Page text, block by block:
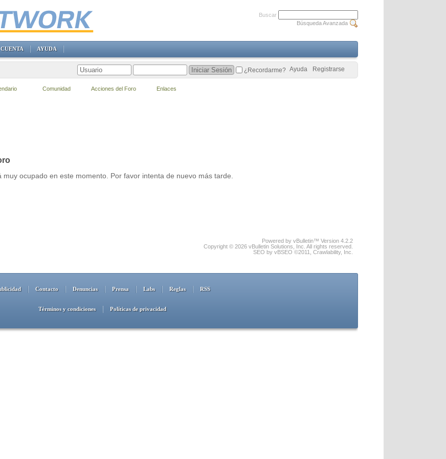
muy ocupado en este momento. Por favor intenta de nuevo más tarde.
Powered by vBulletin™ Version 4.2.2
Copyright © 2026 vBulletin Solutions, Inc. All rights reserved.
SEO by vBSEO ©2011, Crawlability, Inc.
Contacto Denuncias Prensa Labs Reglas RSS
Términos y condiciones Políticas de privacidad
Buscar
Búsqueda Avanzada
CUENTA AYUDA
Registrarse
Ayuda
¿Recordarme?
Comunidad Acciones del Foro Enlaces